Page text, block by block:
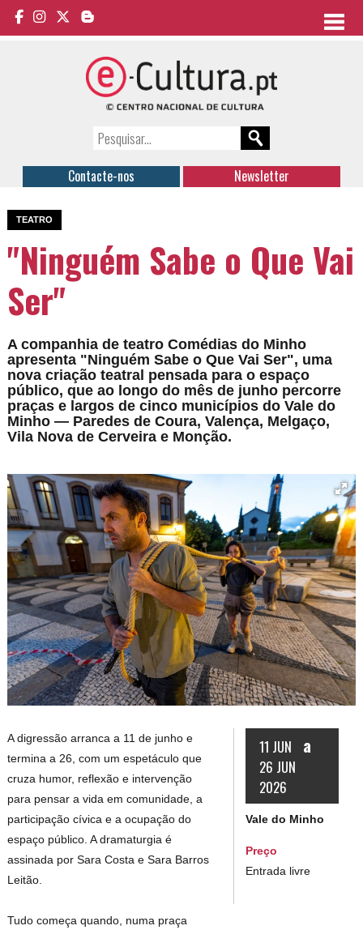
Contacte-nos Newsletter
TEATRO
"Ninguém Sabe o Que Vai
Ser"
A companhia de teatro Comédias do Minho
apresenta "Ninguém Sabe o Que Vai Ser", uma
nova criação teatral pensada para o espaço
público, que ao longo do mês de junho percorre
praças e largos de cinco municípios do Vale do
Minho — Paredes de Coura, Valença, Melgaço,
Vila Nova de Cerveira e Monção.
11 JUN a
26 JUN
2026
Vale do Minho
Preço
Entrada livre
A digressão arranca a 11 de junho e
termina a 26, com um espetáculo que
cruza humor, reflexão e intervenção
para pensar a vida em comunidade, a
participação cívica e a ocupação do
espaço público. A dramaturgia é
assinada por Sara Costa e Sara Barros
Leitão.
Tudo começa quando, numa praça